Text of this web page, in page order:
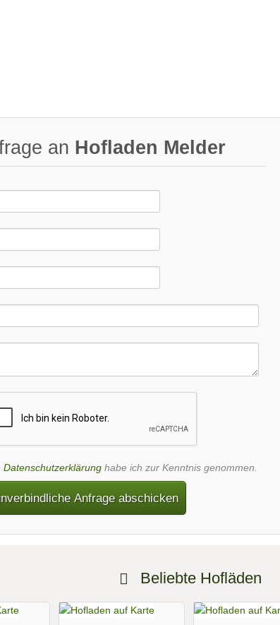
an Hofladen Melder
Datenschutzerklärung habe ich zur Kenntnis genommen.
Anfrage abschicken
Beliebte Hofläden